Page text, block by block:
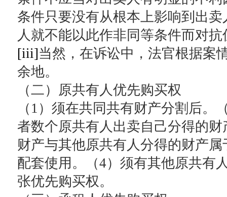
条件只要没有从根本上影响到出
人就不能以此作非同等条件而对
[iii]当然，在诉讼中，法官根据案
余地。
（二）原共有人优先购买权
（1）须在共同共有财产分割后。
者数个原共有人出卖自己分得的
财产与其他原共有人分得的财产
配套使用。（4）须有其他原共有
张优先购买权。